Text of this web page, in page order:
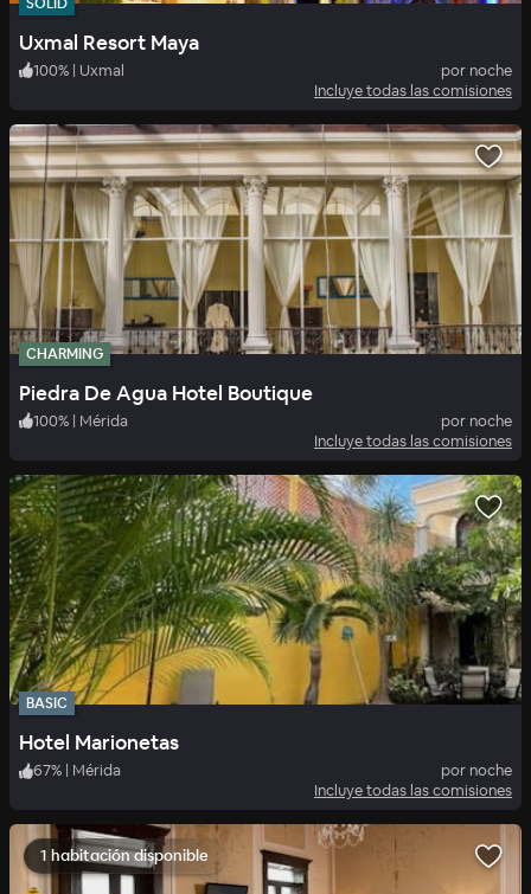
Uxmal Resort Maya
100% | Uxmal
por noche
Incluye todas las comisiones
CHARMING
Piedra De Agua Hotel Boutique
100% | Mérida
por noche
Incluye todas las comisiones
BASIC
Hotel Marionetas
67% | Mérida
por noche
Incluye todas las comisiones
1 habitación disponible